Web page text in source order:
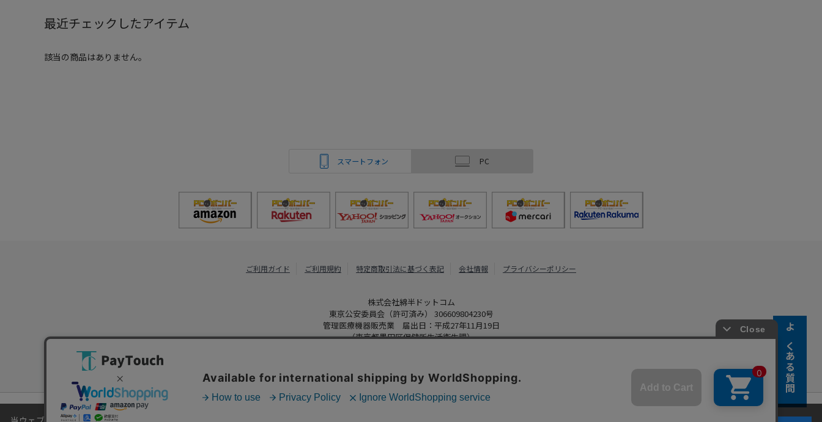
よくある質問
最近チェックしたアイテム
該当の商品はありません。
スマートフォン PC
ご利用ガイド ご利用規約 特定商取引法に基づく表記 会社情報 プライバシーポリシー
株式会社綿半ドットコム
東京公安委員会（許可済み） 306609804230号
管理医療機器販売業 届出日：平成27年11月19日
（東京都墨田区保健所生活衛生課）
Copyright 2022Watahan.com Co., Ltd. Powered by Watahan Partners Co., Ltd.